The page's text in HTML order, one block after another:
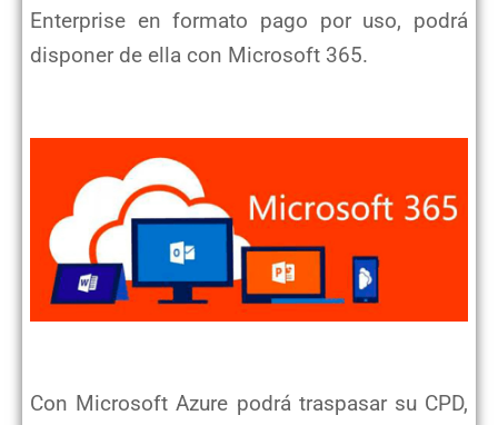
Enterprise en formato pago por uso, podrá
disponer de ella con Microsoft 365.
Con Microsoft Azure podrá traspasar su CPD,